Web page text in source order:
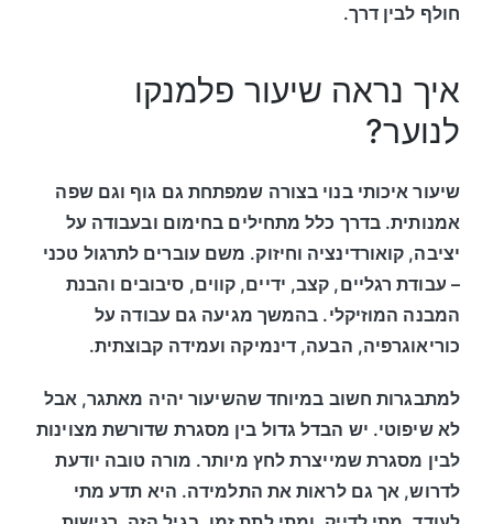
חולף לבין דרך.
איך נראה שיעור פלמנקו
לנוער?
שיעור איכותי בנוי בצורה שמפתחת גם גוף וגם שפה
אמנותית. בדרך כלל מתחילים בחימום ובעבודה על
יציבה, קואורדינציה וחיזוק. משם עוברים לתרגול טכני
– עבודת רגליים, קצב, ידיים, קווים, סיבובים והבנת
המבנה המוזיקלי. בהמשך מגיעה גם עבודה על
כוריאוגרפיה, הבעה, דינמיקה ועמידה קבוצתית.
למתבגרות חשוב במיוחד שהשיעור יהיה מאתגר, אבל
לא שיפוטי. יש הבדל גדול בין מסגרת שדורשת מצוינות
לבין מסגרת שמייצרת לחץ מיותר. מורה טובה יודעת
לדרוש, אך גם לראות את התלמידה. היא תדע מתי